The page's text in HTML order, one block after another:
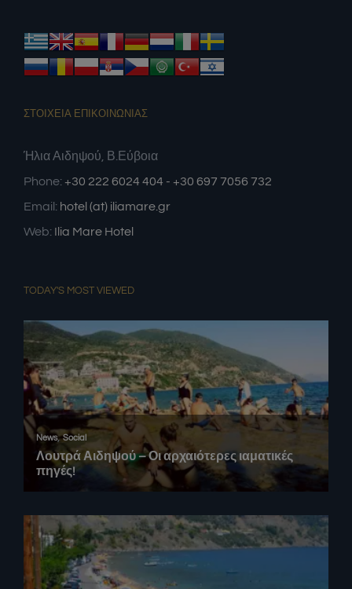
ΣΤΟΙΧΕΙΑ ΕΠΙΚΟΙΝΩΝΙΑΣ
Ήλια Αιδηψού, Β.Εύβοια
Phone: +30 222 6024 404 - +30 697 7056 732
Email: hotel (at) iliamare.gr
Web: Ilia Mare Hotel
TODAY'S MOST VIEWED